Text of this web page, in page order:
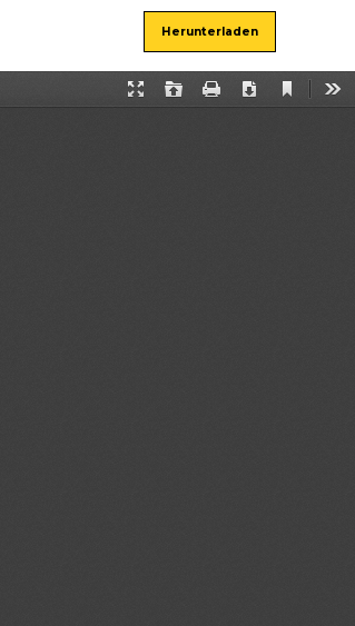
Herunterladen